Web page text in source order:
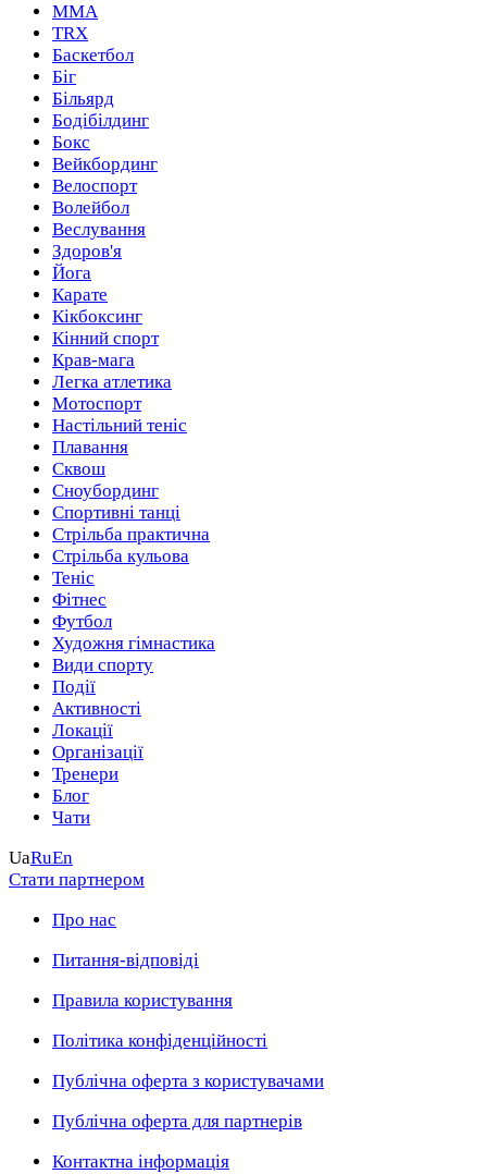
MMA
TRX
Баскетбол
Біг
Більярд
Бодібілдинг
Бокс
Вейкбординг
Велоспорт
Волейбол
Веслування
Здоров'я
Йога
Карате
Кікбоксинг
Кінний спорт
Крав-мага
Легка атлетика
Мотоспорт
Настільний теніс
Плавання
Сквош
Сноубординг
Спортивні танці
Стрільба практична
Стрільба кульова
Теніс
Фітнес
Футбол
Художня гімнастика
Види спорту
Події
Активності
Локації
Організації
Тренери
Блог
Чати
UaRuEn
Стати партнером
Про нас
Питання-відповіді
Правила користування
Політика конфіденційності
Публічна оферта з користувачами
Публічна оферта для партнерів
Контактна інформація